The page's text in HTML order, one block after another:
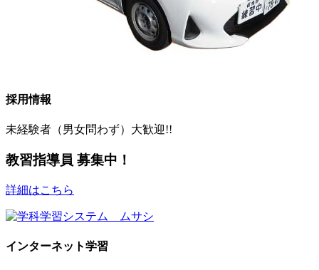
採用情報
未経験者（男女問わず）大歓迎!!
教習指導員 募集中！
詳細はこちら
インターネット学習